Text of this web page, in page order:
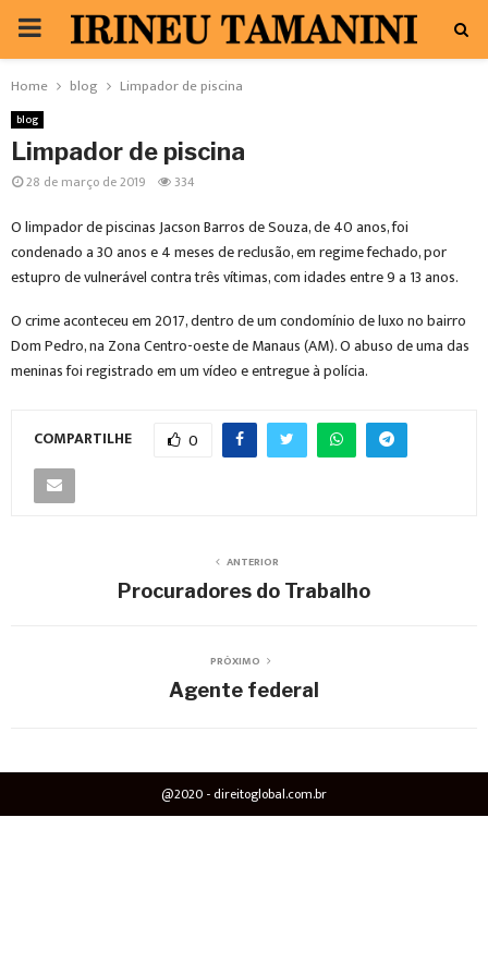
PRIMARY
MENU
Home blog Limpador de piscina
blog
Limpador de piscina
28 de março de 2019 334
O limpador de piscinas Jacson Barros de Souza, de 40 anos, foi
condenado a 30 anos e 4 meses de reclusão, em regime fechado, por
estupro de vulnerável contra três vítimas, com idades entre 9 a 13 anos.
O crime aconteceu em 2017, dentro de um condomínio de luxo no bairro
Dom Pedro, na Zona Centro-oeste de Manaus (AM). O abuso de uma das
meninas foi registrado em um vídeo e entregue à polícia.
COMPARTILHE 0
ANTERIOR
Procuradores do Trabalho
PRÓXIMO
Agente federal
@2020 - direitoglobal.com.br